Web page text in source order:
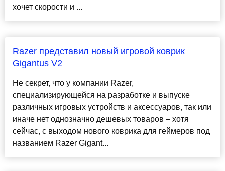
хочет скорости и ...
Razer представил новый игровой коврик
Gigantus V2
Не секрет, что у компании Razer,
специализирующейся на разработке и выпуске
различных игровых устройств и аксессуаров, так или
иначе нет однозначно дешевых товаров – хотя
сейчас, с выходом нового коврика для геймеров под
названием Razer Gigant...